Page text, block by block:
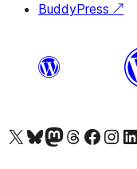
BuddyPress ↗
आमच्या X (एक्स) (पूर्वीचे ट्विटर) खात्याला भेट द्या आमच्या ब्लूस्की खात्याला भेट द्या.आमच्या Mastodon खात्याला भेट द्या.आमच्या थ्रेड्स खात्याला भेट द्या. आमच्या फेसबुक पेजला भेट द्या आमच्या इंस्टाग्राम खात्याला भेट द्या आमच्या लिंक्डइन खात्याला भेट द्या